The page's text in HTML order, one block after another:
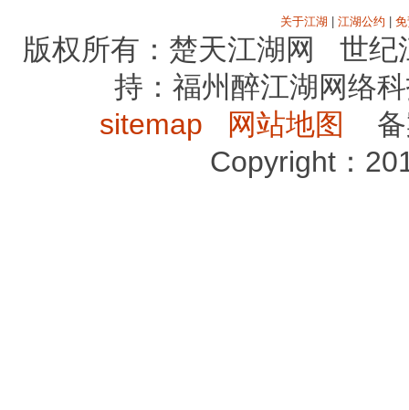
关于江湖 江湖公约
版权所有：楚天江湖网 世
持：福州醉江湖网络
sitemap
网站地图
备
Copyright：